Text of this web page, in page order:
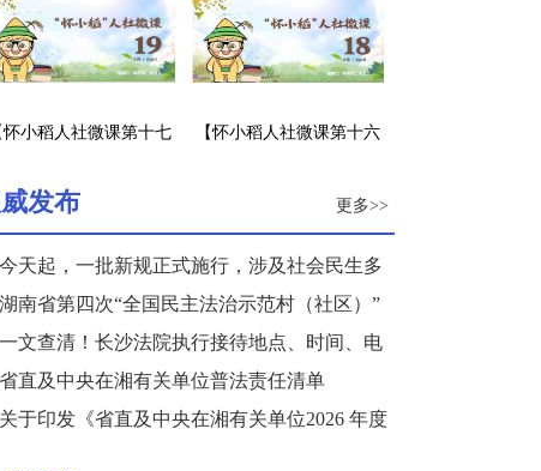
概不负责”的条款有效
该如何处理？
怀小稻人社微课第十七
同怎么办？
【怀小稻人社微课第十六
发布 更多>>
今天起，一批新规正式施行，涉及社会民生多
个领域
湖南省第四次“全国民主法治示范村（社区）”
复核结果公示
一文查清！长沙法院执行接待地点、时间、电
话来了
省直及中央在湘有关单位普法责任清单
关于印发《省直及中央在湘有关单位2026 年度